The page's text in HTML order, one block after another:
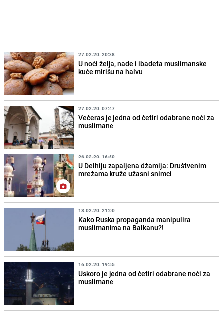
27.02.20. 20:38
U noći želja, nade i ibadeta muslimanske
kuće mirišu na halvu
27.02.20. 07:47
Večeras je jedna od četiri odabrane noći za
muslimane
26.02.20. 16:50
U Delhiju zapaljena džamija: Društvenim
mrežama kruže užasni snimci
18.02.20. 21:00
Kako Ruska propaganda manipulira
muslimanima na Balkanu?!
16.02.20. 19:55
Uskoro je jedna od četiri odabrane noći za
muslimane